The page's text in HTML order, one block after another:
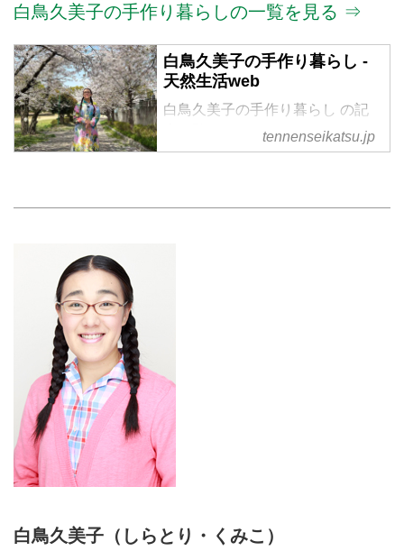
白鳥久美子の手作り暮らしの一覧を見る ⇒
白鳥久美子の手作り暮らし -
天然生活web
白鳥久美子の手作り暮らし の記
tennenseikatsu.jp
白鳥久美子（しらとり・くみこ）